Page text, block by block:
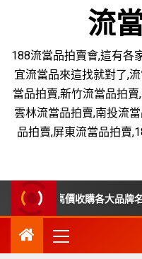
流
188流當品拍賣會,這有各
宜流當品來這找就對了,
當品拍賣,新竹流當品拍
雲林流當品拍賣,南投流
品拍賣,屏東流當品拍賣
・高價收購各大品牌名錶・台